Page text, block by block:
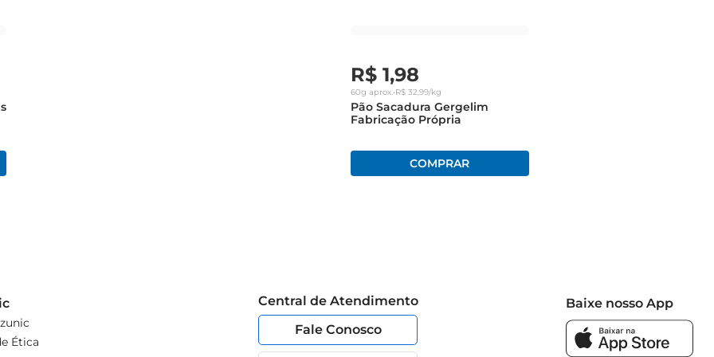
R$ 1,98
60g aprox.•R$ 32,99/kg
Pão Sacadura Gergelim
Fabricação Própria
Ética
Central de Atendimento
Fale Conosco
Baixe nosso App